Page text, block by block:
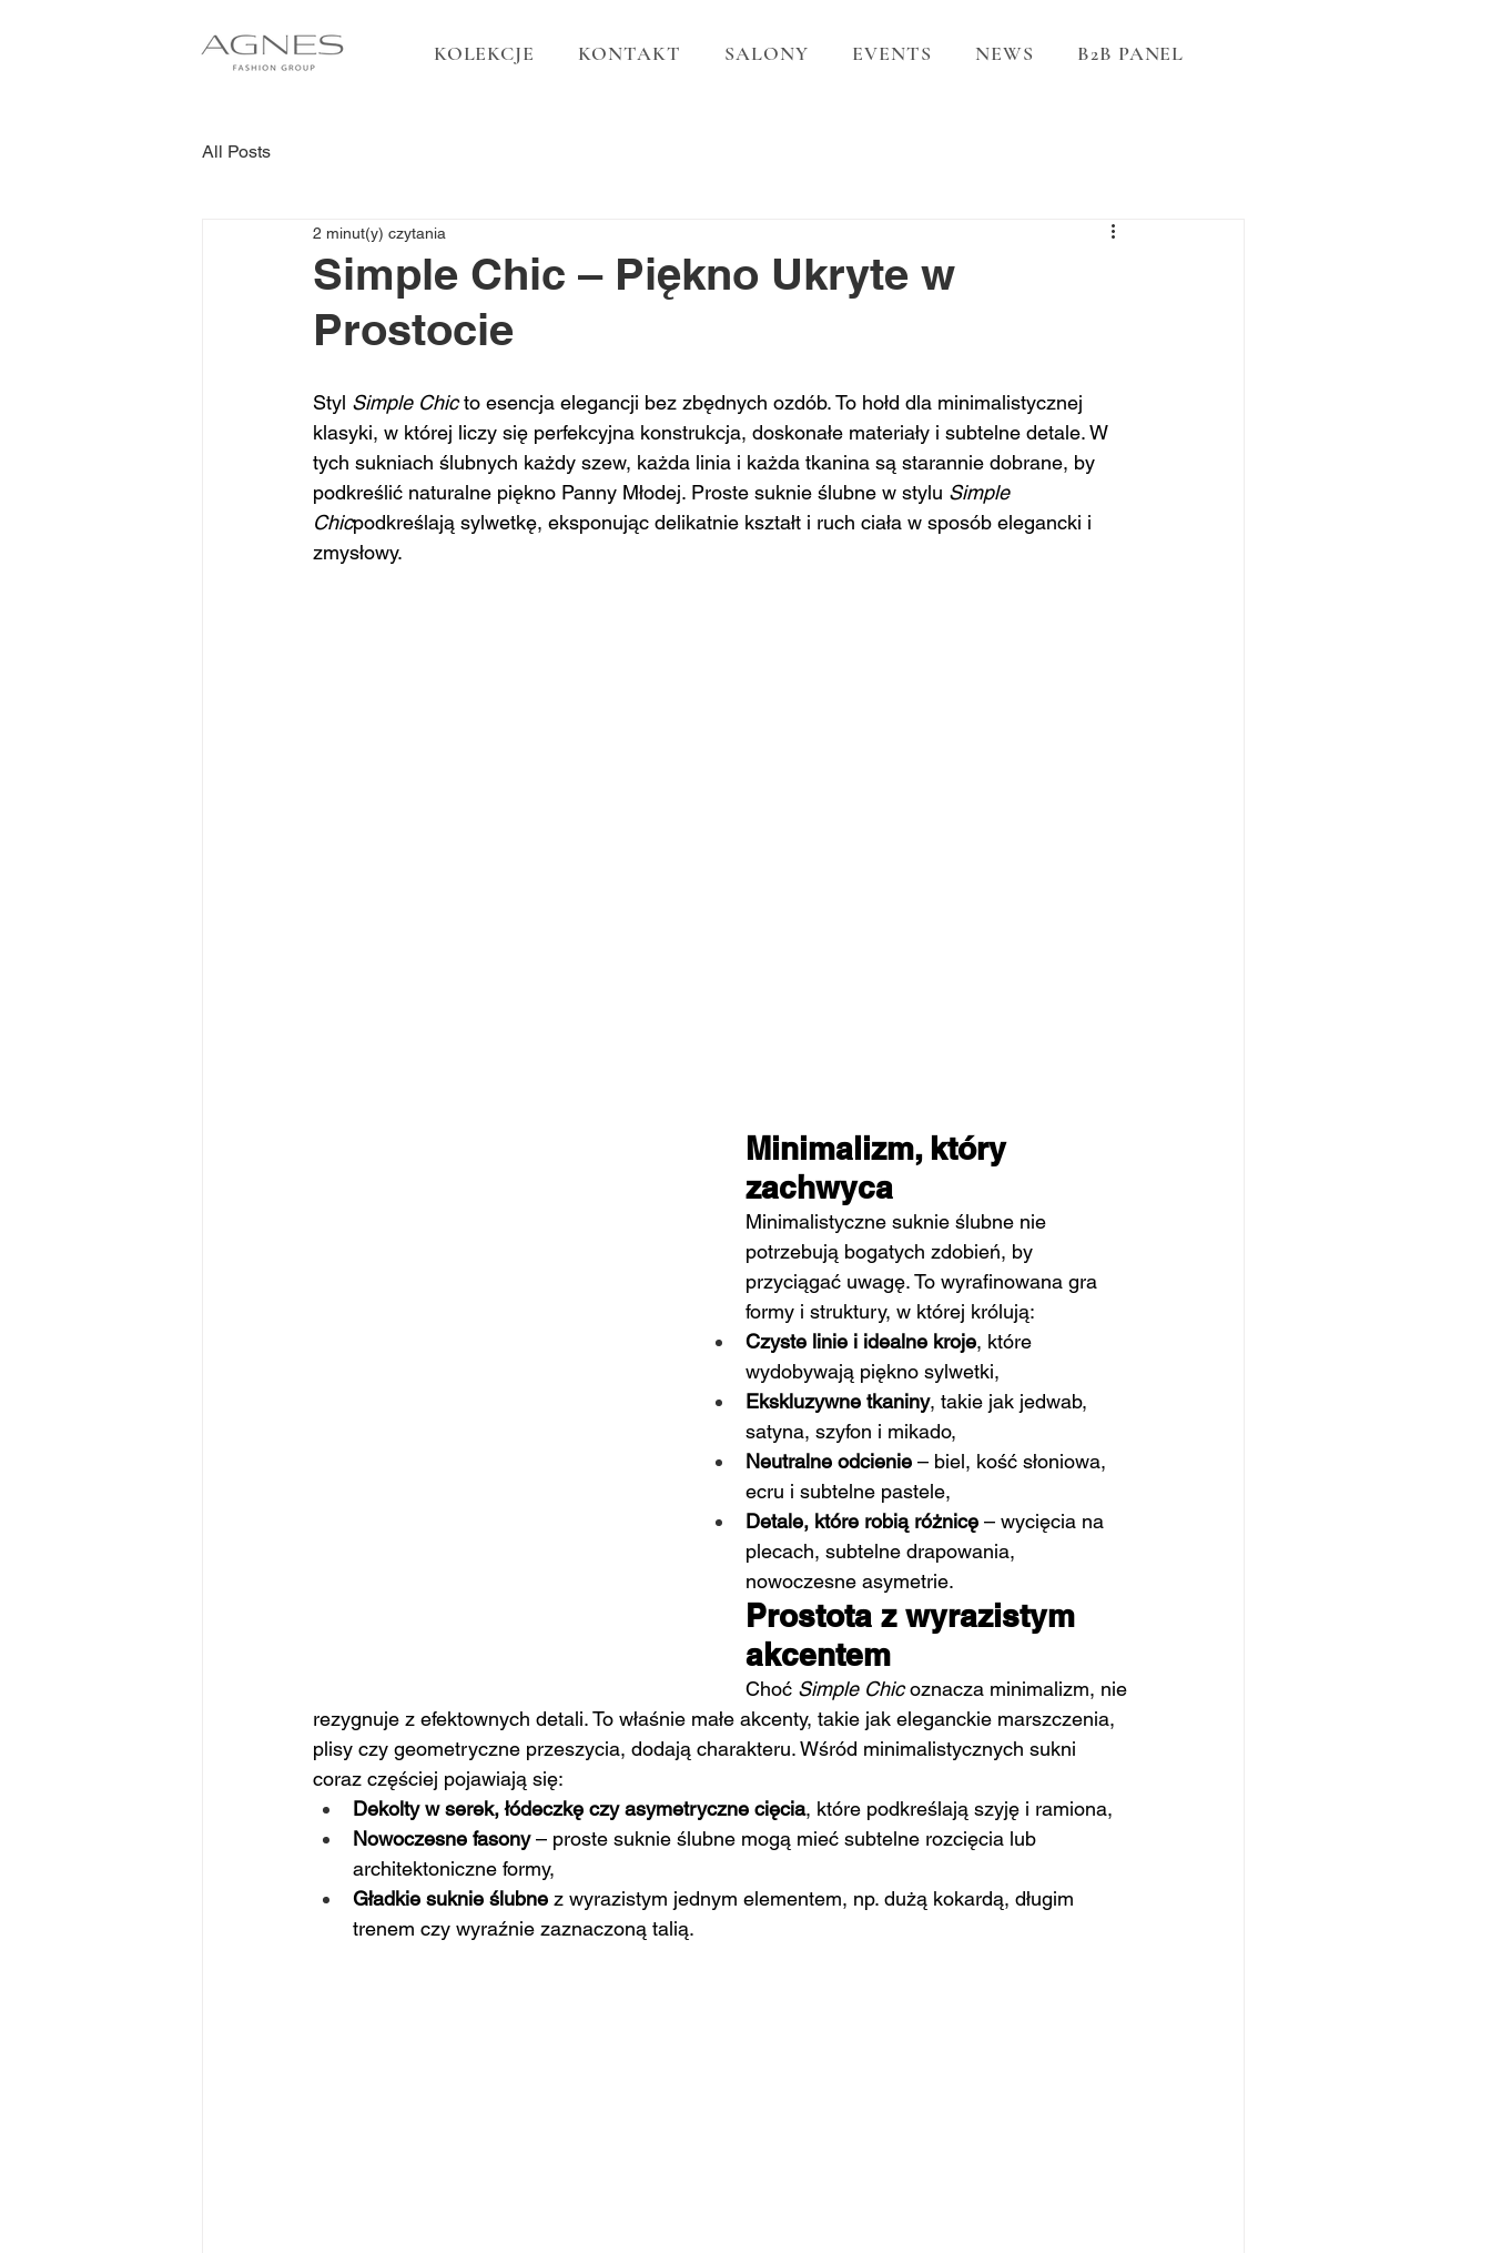
KOLEKCJE KONTAKT SALONY EVENTS NEWS B2B PANEL
All Posts
Simple Chic – Piękno Ukryte w
Prostocie
2 minut(y) czytania
Styl Simple Chic to esencja elegancji bez zbędnych ozdób. To hołd dla minimalistycznej
klasyki, w której liczy się perfekcyjna konstrukcja, doskonałe materiały i subtelne detale. W
tych sukniach ślubnych każdy szew, każda linia i każda tkanina są starannie dobrane, by
podkreślić naturalne piękno Panny Młodej. Proste suknie ślubne w stylu Simple
Chicpodkreślają sylwetkę, eksponując delikatnie kształt i ruch ciała w sposób elegancki i
zmysłowy.
Minimalizm, który
zachwyca
Minimalistyczne suknie ślubne nie
potrzebują bogatych zdobień, by
przyciągać uwagę. To wyrafinowana gra
formy i struktury, w której królują:
Czyste linie i idealne kroje, które
wydobywają piękno sylwetki,
Ekskluzywne tkaniny, takie jak jedwab,
satyna, szyfon i mikado,
Neutralne odcienie – biel, kość słoniowa,
ecru i subtelne pastele,
Detale, które robią różnicę – wycięcia na
plecach, subtelne drapowania,
nowoczesne asymetrie.
Prostota z wyrazistym
akcentem
Choć Simple Chic oznacza minimalizm, nie
rezygnuje z efektownych detali. To właśnie małe akcenty, takie jak eleganckie marszczenia,
plisy czy geometryczne przeszycia, dodają charakteru. Wśród minimalistycznych sukni
coraz częściej pojawiają się:
Dekolty w serek, łódeczkę czy asymetryczne cięcia, które podkreślają szyję i ramiona,
Nowoczesne fasony – proste suknie ślubne mogą mieć subtelne rozcięcia lub
architektoniczne formy,
Gładkie suknie ślubne z wyrazistym jednym elementem, np. dużą kokardą, długim
trenem czy wyraźnie zaznaczoną talią.